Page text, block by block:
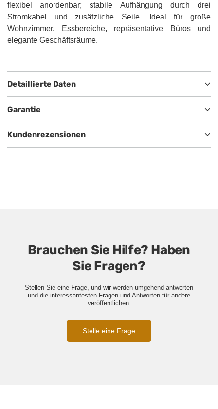
flexibel anordenbar; stabile Aufhängung durch drei
Stromkabel und zusätzliche Seile. Ideal für große
Wohnzimmer, Essbereiche, repräsentative Büros und
elegante Geschäftsräume.
Detaillierte Daten
Garantie
Kundenrezensionen
Brauchen Sie Hilfe? Haben
Sie Fragen?
Stellen Sie eine Frage, und wir werden umgehend antworten
und die interessantesten Fragen und Antworten für andere
veröffentlichen.
Stelle eine Frage